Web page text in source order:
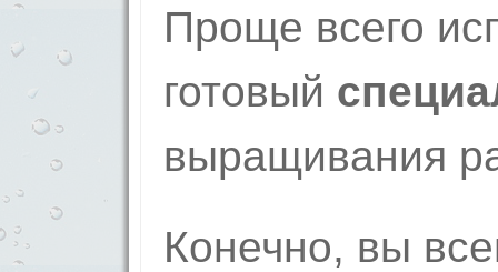
Проще всего
готовый
выращивания
Конечно, вы